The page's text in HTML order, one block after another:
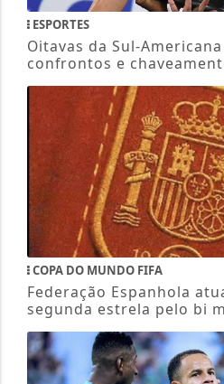
ESPORTES
Oitavas da Sul-
confrontos e
COPA DO MUNDO FIFA
Federação Espanhola
segunda estrela pelo bi